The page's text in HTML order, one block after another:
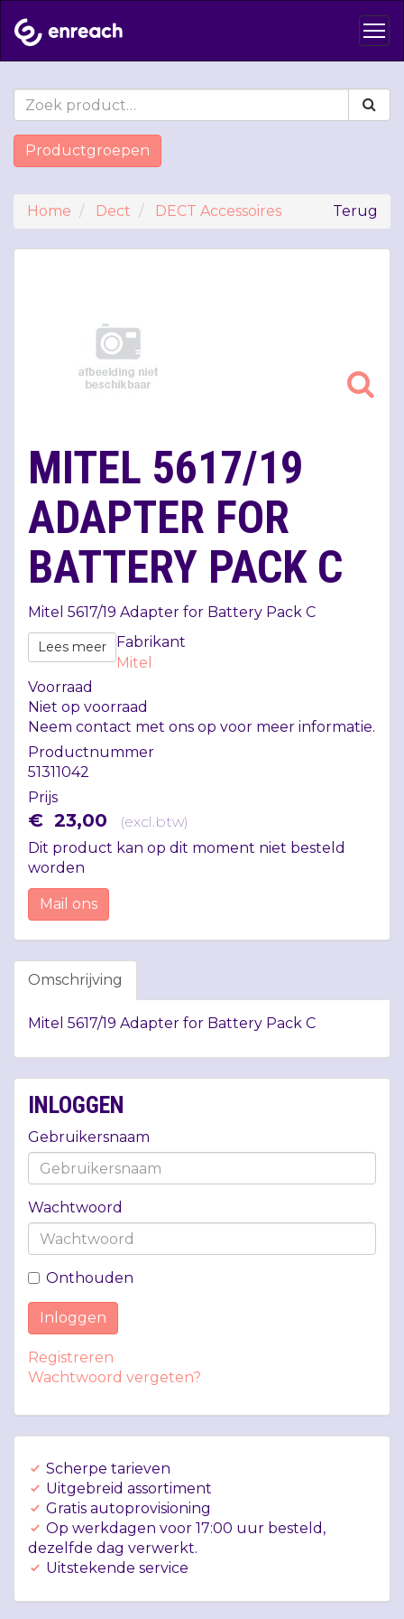
Productgroepen
Terug
Home Dect DECT Accessoires
MITEL 5617/19
ADAPTER FOR
BATTERY PACK C
Mitel 5617/19 Adapter for Battery Pack C
Lees meer
Fabrikant
Mitel
Voorraad
Niet op voorraad
Neem contact met ons op voor meer informatie.
Productnummer
51311042
Prijs
€ 23,00 (excl.btw)
Dit product kan op dit moment niet besteld
worden
Mail ons
Omschrijving
Mitel 5617/19 Adapter for Battery Pack C
INLOGGEN
Gebruikersnaam
Wachtwoord
Onthouden
Inloggen
Registreren
Wachtwoord vergeten?
Scherpe tarieven
Uitgebreid assortiment
Gratis autoprovisioning
Op werkdagen voor 17:00 uur besteld,
dezelfde dag verwerkt.
Uitstekende service